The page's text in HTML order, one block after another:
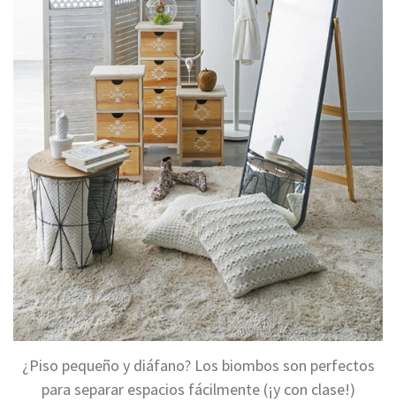
¿Piso pequeño y diáfano? Los biombos son perfectos
para separar espacios fácilmente (¡y con clase!)